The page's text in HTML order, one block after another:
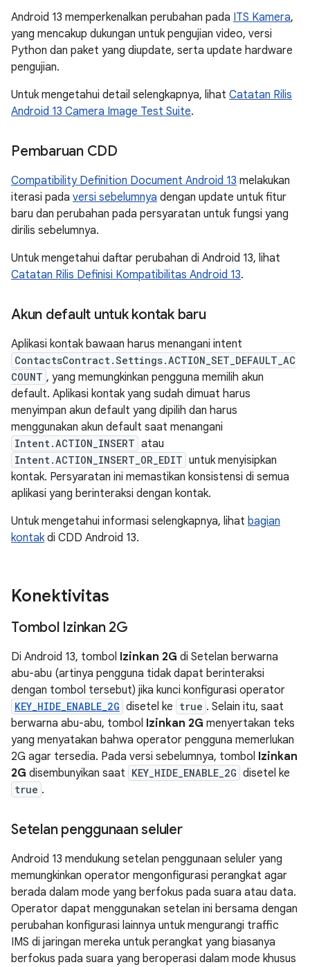
Android 13 memperkenalkan perubahan pada ITS Kamera,
yang mencakup dukungan untuk pengujian video, versi
Python dan paket yang diupdate, serta update hardware
pengujian.
Untuk mengetahui detail selengkapnya, lihat Catatan Rilis
Android 13 Camera Image Test Suite.
Pembaruan CDD
Compatibility Definition Document Android 13 melakukan
iterasi pada versi sebelumnya dengan update untuk fitur
baru dan perubahan pada persyaratan untuk fungsi yang
dirilis sebelumnya.
Untuk mengetahui daftar perubahan di Android 13, lihat
Catatan Rilis Definisi Kompatibilitas Android 13.
Akun default untuk kontak baru
Aplikasi kontak bawaan harus menangani intent
ContactsContract.Settings.ACTION_SET_DEFAULT_AC
COUNT , yang memungkinkan pengguna memilih akun
default. Aplikasi kontak yang sudah dimuat harus
menyimpan akun default yang dipilih dan harus
menggunakan akun default saat menangani
Intent.ACTION_INSERT atau
Intent.ACTION_INSERT_OR_EDIT untuk menyisipkan
kontak. Persyaratan ini memastikan konsistensi di semua
aplikasi yang berinteraksi dengan kontak.
Untuk mengetahui informasi selengkapnya, lihat bagian
kontakdi CDD Android 13.
Konektivitas
Tombol Izinkan 2G
Di Android 13, tombol Izinkan 2G di Setelan berwarna
abu-abu (artinya pengguna tidak dapat berinteraksi
dengan tombol tersebut) jika kunci konfigurasi operator
KEY_HIDE_ENABLE_2G disetel ke true . Selain itu, saat
berwarna abu-abu, tombol Izinkan 2G menyertakan teks
yang menyatakan bahwa operator pengguna memerlukan
2G agar tersedia. Pada versi sebelumnya, tombol Izinkan
2G disembunyikan saat KEY_HIDE_ENABLE_2G disetel ke
true .
Setelan penggunaan seluler
Android 13 mendukung setelan penggunaan seluler yang
memungkinkan operator mengonfigurasi perangkat agar
berada dalam mode yang berfokus pada suara atau data.
Operator dapat menggunakan setelan ini bersama dengan
perubahan konfigurasi lainnya untuk mengurangi traffic
IMS di jaringan mereka untuk perangkat yang biasanya
berfokus pada suara yang beroperasi dalam mode khusus